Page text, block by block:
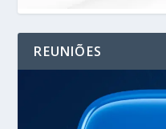
REUNIÕES